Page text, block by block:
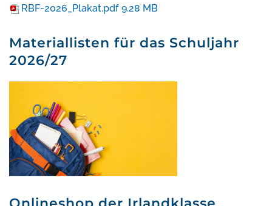
RBF-2026_Plakat.pdf 9.28 MB
Materiallisten für das Schuljahr
2026/27